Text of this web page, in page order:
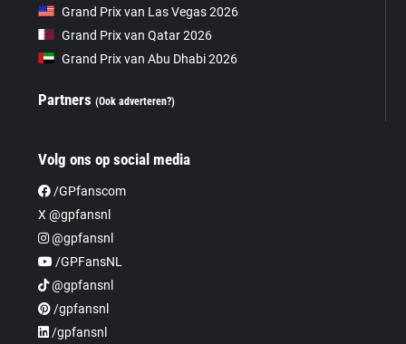
Grand Prix van Las Vegas 2026
Grand Prix van Qatar 2026
Grand Prix van Abu Dhabi 2026
Partners(Ook adverteren?)
Volg ons op social media
/GPfanscom
X @gpfansnl
@gpfansnl
/GPFansNL
@gpfansnl
/gpfansnl
/gpfansnl